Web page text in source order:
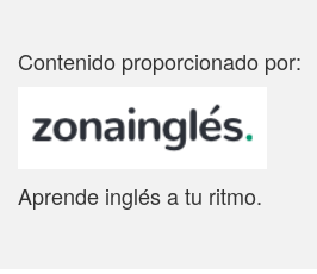
Contenido proporcionado por:
Aprende inglés a tu ritmo.